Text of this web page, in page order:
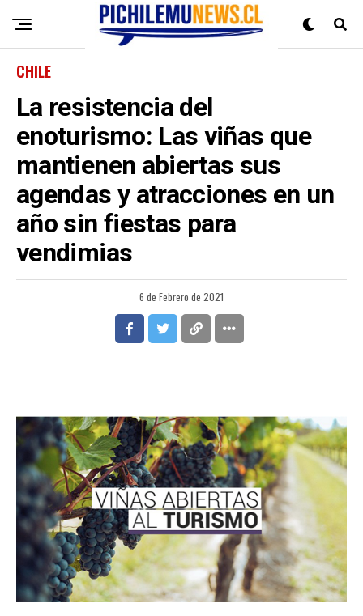
CHILE
La resistencia del
enoturismo: Las viñas que
mantienen abiertas sus
agendas y atracciones en un
año sin fiestas para
vendimias
6 de Febrero de 2021